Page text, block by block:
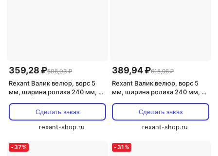
359,28 ₽506,03 ₽
Rexant Валик велюр, ворс 5
мм, ширина ролика 240 мм, ?
Сделать заказ
rexant-shop.ru
389,94 ₽618,96 ₽
Rexant Валик велюр, ворс 5
мм, ширина ролика 240 мм, ?
«Мастер», 89-0008 1 шт
Сделать заказ
rexant-shop.ru
- 37% - 31 %